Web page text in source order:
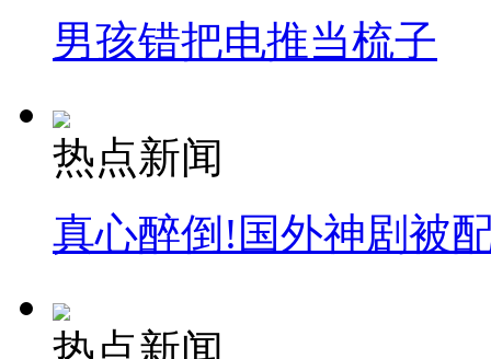
男孩错把电推当梳子
热点新闻
真心醉倒!国外神剧被
热点新闻